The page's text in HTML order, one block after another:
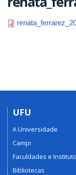
UFU
A Universidade
Campi
Faculdades e
Bibliotecas